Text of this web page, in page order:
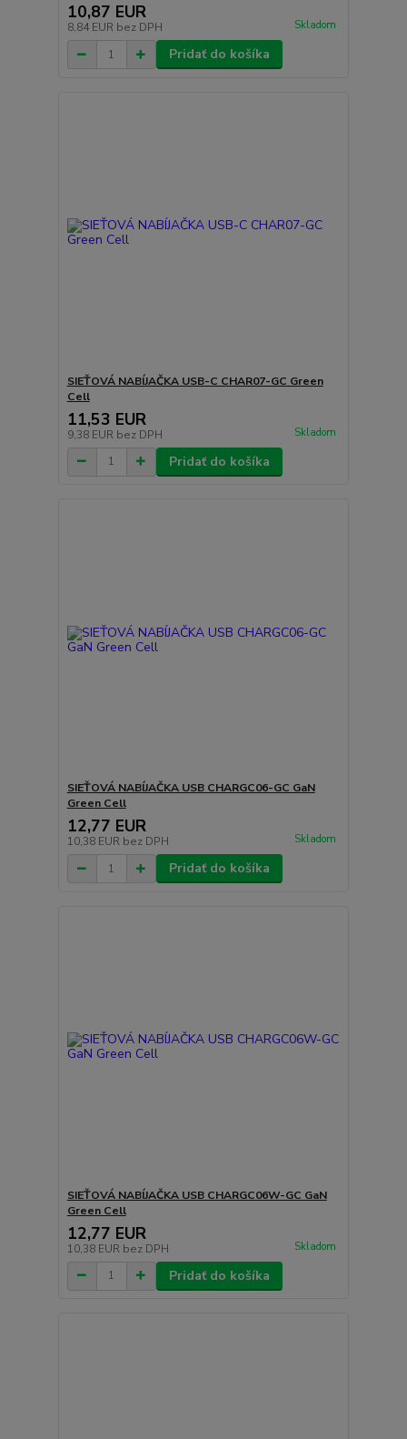
10,87 EUR
8,84 EUR bez DPH Skladom
Pridať do košíka
SIEŤOVÁ NABÍJAČKA USB-C CHAR07-GC Green
Cell
11,53 EUR
9,38 EUR bez DPH Skladom
Pridať do košíka
SIEŤOVÁ NABÍJAČKA USB CHARGC06-GC GaN
Green Cell
12,77 EUR
10,38 EUR bez DPH Skladom
Pridať do košíka
SIEŤOVÁ NABÍJAČKA USB CHARGC06W-GC GaN
Green Cell
12,77 EUR
10,38 EUR bez DPH Skladom
Pridať do košíka